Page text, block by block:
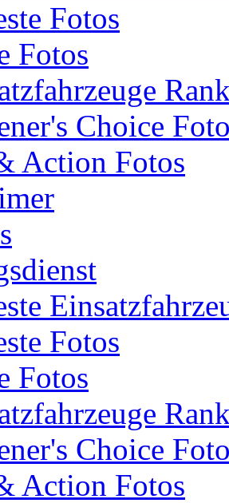
Fotos
Fotos
Choice
Action Fotos
Fotos
Fotos
Choice
Action Fotos